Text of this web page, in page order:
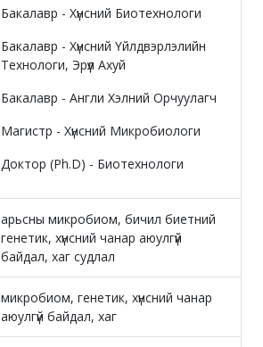
Бакалавр - Хүнсний Биотехнологи
Бакалавр - Хүнсний Үйлдвэрлэлийн
Технологи, Эрүүл Ахуй
Бакалавр - Англи Хэлний Орчуулагч
Магистр - Хүнсний Микробиологи
Доктор (Ph.D) - Биотехнологи
арьсны микробиом, бичил биетний
генетик, хүнсний чанар аюулгүй
байдал, хаг судлал
микробиом, генетик, хүнсний чанар
аюулгүй байдал, хаг